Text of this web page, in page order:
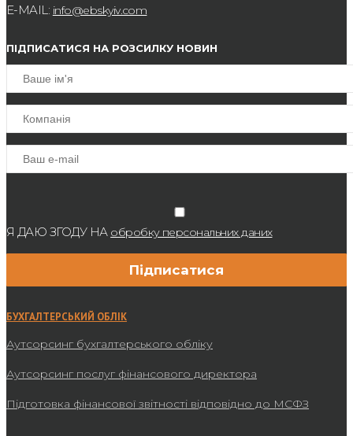
E-MAIL: info@ebskyiv.com
ПІДПИСАТИСЯ НА РОЗСИЛКУ НОВИН
Я ДАЮ ЗГОДУ НА обробку персональних даних
БУХГАЛТЕРСЬКИЙ ОБЛІК
Аутсорсинг бухгалтерського обліку
Аутсорсинг послуг фінансового директора
Підготовка фінансової звітності відповідно до МСФЗ